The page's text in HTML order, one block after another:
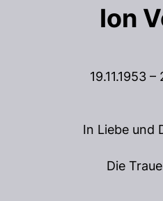
Ion
19.11.1953
In Liebe und
Die